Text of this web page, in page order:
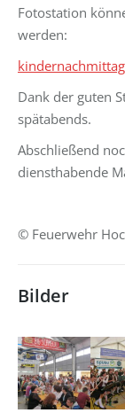
Fotostation
werden:
Dank der guten
spätabends.
Abschließend
diensthabende
© Feuerwehr
Bilder